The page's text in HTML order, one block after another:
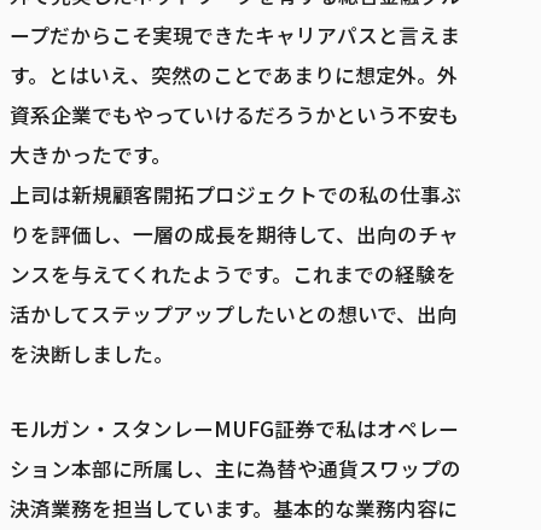
ープだからこそ実現できたキャリアパスと言えま
す。とはいえ、突然のことであまりに想定外。外
資系企業でもやっていけるだろうかという不安も
大きかったです。
上司は新規顧客開拓プロジェクトでの私の仕事ぶ
りを評価し、一層の成長を期待して、出向のチャ
ンスを与えてくれたようです。これまでの経験を
活かしてステップアップしたいとの想いで、出向
を決断しました。
モルガン・スタンレーMUFG証券で私はオペレー
ション本部に所属し、主に為替や通貨スワップの
決済業務を担当しています。基本的な業務内容に